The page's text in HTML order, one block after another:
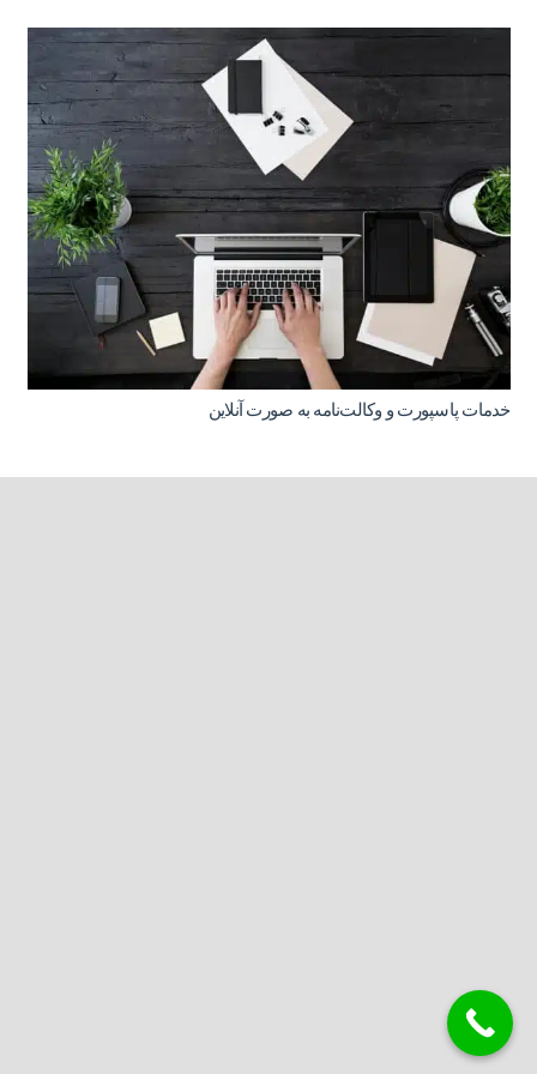
خدمات پاسپورت و وکالت‌نامه به صورت آنلاین